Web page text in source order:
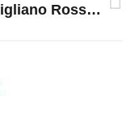
Corigliano Rossano, sequestrati droga e smartphone nel reparto di Alta Sicurezza